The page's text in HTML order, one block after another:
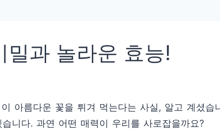
밀과 놀라운 효능!
아름다운 꽃을 튀겨 먹는다는 사실, 알고 계셨
니다. 과연 어떤 매력이 우리를 사로잡을까요?